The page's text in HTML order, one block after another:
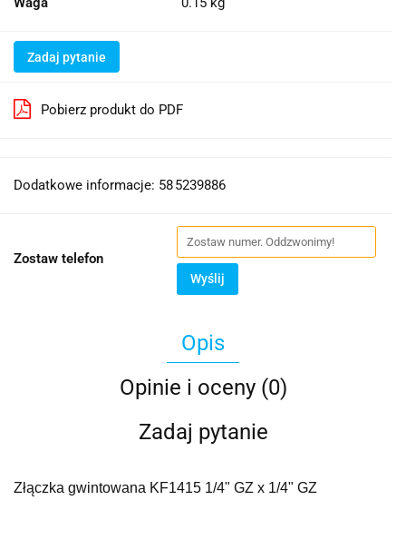
Zadaj pytanie
Pobierz produkt do PDF
Dodatkowe informacje: 58 5239886
Zostaw telefon
Wyślij
Opis
Opinie i oceny (0)
Zadaj pytanie
Złączka gwintowana KF1415 1/4" GZ x 1/4" GZ